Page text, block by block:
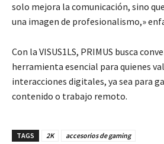
solo mejora la comunicación, sino
una imagen de profesionalismo,»
Con la VISUS1LS, PRIMUS busca
herramienta esencial para quienes
interacciones digitales, ya sea para
contenido o trabajo remoto.
TAGS 2K accesorios de gaming